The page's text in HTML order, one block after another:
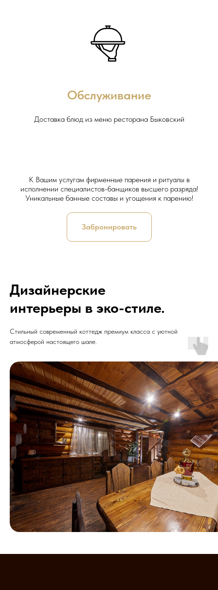
Обслуживание
Доставка блюд из меню ресторана Быковский
К Вашим услугам фирменные парения и ритуалы в
исполнении специалистов-банщиков высшего разряда!
Уникальные банные составы и угощения к парению!
Забронировать
Дизайнерские
интерьеры в эко-стиле.
Стильный современный коттедж премиум класса с уютной
атмосферой настоящего шале.